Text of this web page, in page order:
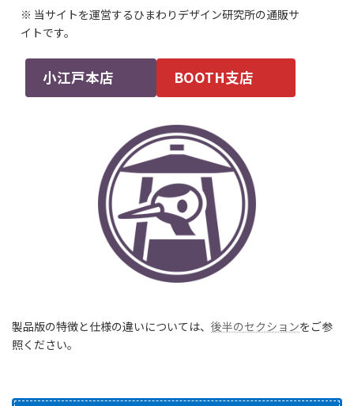
※ 当サイトを運営するひまわりデザイン研究所の通販サ
イトです。
小江戸本店 BOOTH支店
製品版の特徴と仕様の違いについては、 後半のセクションをご参
照ください。